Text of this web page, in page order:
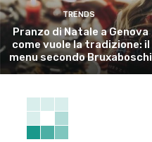
TRENDS
Pranzo di Natale a Genova
come vuole la tradizione: il
menu secondo Bruxaboschi